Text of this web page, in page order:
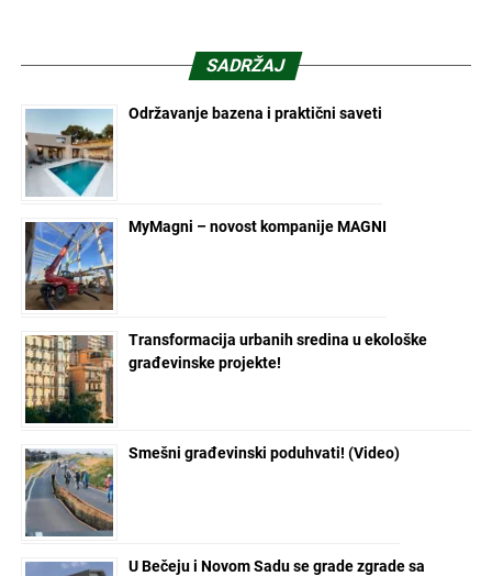
SADRŽAJ
Održavanje bazena i praktični saveti
MyMagni – novost kompanije MAGNI
Transformacija urbanih sredina u ekološke
građevinske projekte!
Smešni građevinski poduhvati! (Video)
U Bečeju i Novom Sadu se grade zgrade sa